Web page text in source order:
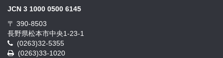
JCN 3 1000 0500 6145
〒 390-8503
長野県松本市中央1-23-1
(0263)32-5355
(0263)33-1020